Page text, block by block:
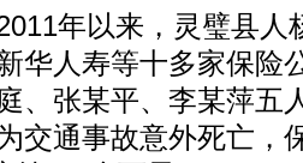
年以来，灵璧县人
华人寿等十多家保险
、张某平、李某萍五
交通事故意外死亡，